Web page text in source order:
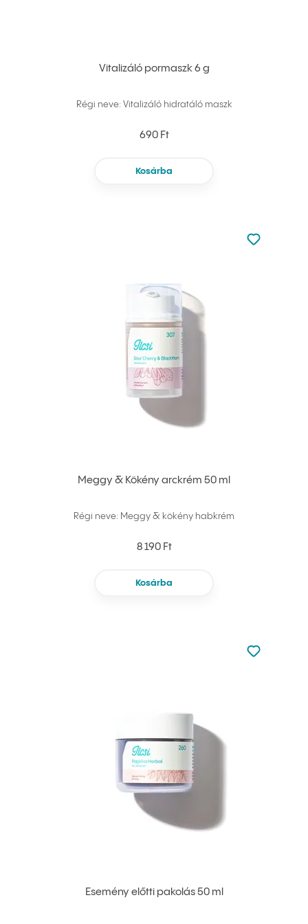
Vitalizáló pormaszk 6 g
Régi neve: Vitalizáló hidratáló maszk
690 Ft
Kosárba
Meggy & Kökény arckrém 50 ml
Régi neve: Meggy & kökény habkrém
8 190 Ft
Kosárba
Nincsen
Hozzáadás
Esemény előtti pakolás 50 ml
Nincsen
Hozzáadás